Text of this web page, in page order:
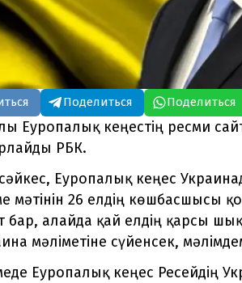
Поделиться Поделиться
Еуропалық кеңестің ресми
РБК.
Еуропалық кеңес
мәтінін 26 елдің көшбасшысы
бар, алайда қай елдің қарсы
мәліметіне сүйенсек,
Еуропалық кеңес Ресейдің